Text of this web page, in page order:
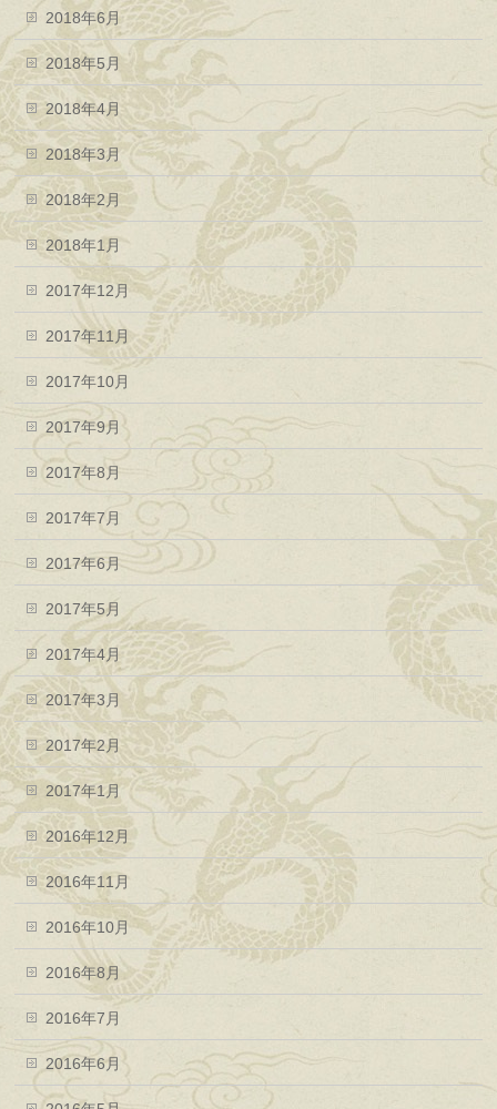
2018年6月
2018年5月
2018年4月
2018年3月
2018年2月
2018年1月
2017年12月
2017年11月
2017年10月
2017年9月
2017年8月
2017年7月
2017年6月
2017年5月
2017年4月
2017年3月
2017年2月
2017年1月
2016年12月
2016年11月
2016年10月
2016年8月
2016年7月
2016年6月